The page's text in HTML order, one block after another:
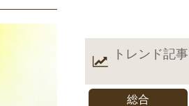
トレンド記事
総合